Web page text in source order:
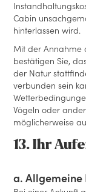
Cabin
hinterlassen wird.
Mit der Annahme
bestätigen Sie,
der Natur
verbunden sein
Vögeln oder
möglicherweise
13. Ihr
a. Allgemeine